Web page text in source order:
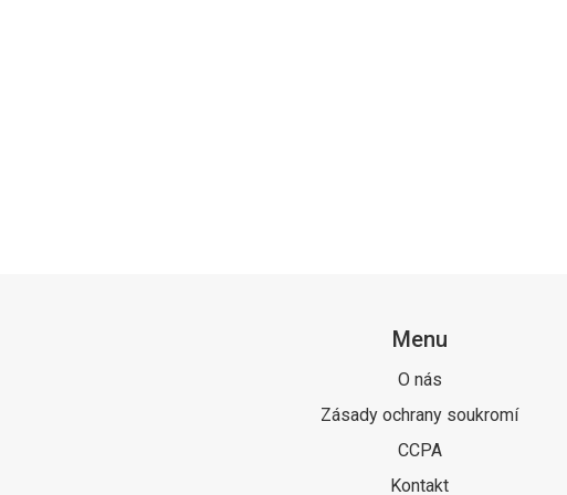
Menu
O nás
Zásady ochrany soukromí
CCPA
Kontakt